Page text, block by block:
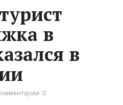
в
в
0